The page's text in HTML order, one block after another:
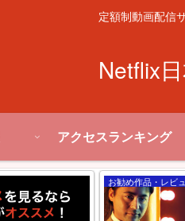
定額制動画配信
Netflix
アクセスランキング
お勧め作品・レビ